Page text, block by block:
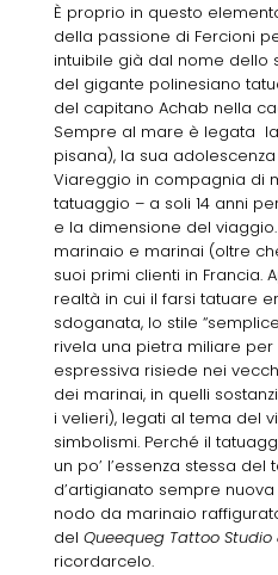
È proprio in questo
della passione di Fercioni
intuibile già dal nome dello
del gigante polinesiano
del capitano Achab nella
Sempre al mare è legata
pisana), la sua
Viareggio in compagnia di
tatuaggio – a soli 14 anni
e la dimensione del
marinaio e marinai (oltre
suoi primi clienti in Francia.
realtà in cui il farsi tatuare
sdoganata, lo stile
rivela una pietra miliare per
espressiva risiede nei
dei marinai, in quelli
i velieri), legati al tema del
simbolismi. Perché il
un po’ l’essenza stessa del
d’artigianato sempre
nodo da marinaio
del Queequeg Tattoo Studio
ricordarcelo.